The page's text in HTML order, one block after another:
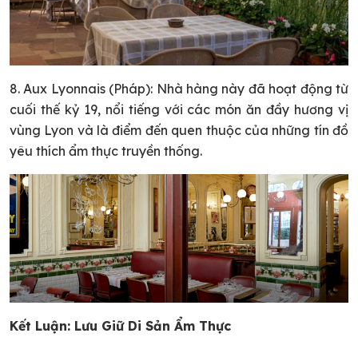
8. Aux Lyonnais (Pháp): Nhà hàng này đã hoạt động từ
cuối thế kỷ 19, nổi tiếng với các món ăn đầy hương vị
vùng Lyon và là điểm đến quen thuộc của những tín đồ
yêu thích ẩm thực truyền thống.
Kết Luận: Lưu Giữ Di Sản Ẩm Thực